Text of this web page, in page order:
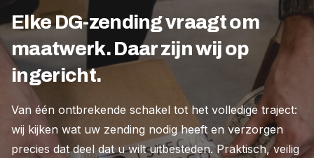
Elke DG-zending vraagt om
maatwerk. Daar zijn wij op
ingericht.
Van één ontbrekende schakel tot het volledige traject:
wij kijken wat uw zending nodig heeft en verzorgen
precies dat deel dat u wilt uitbesteden. Praktisch, veilig